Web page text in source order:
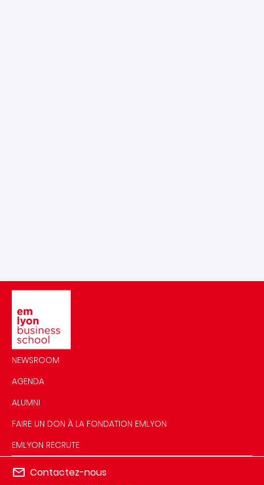
NEWSROOM
AGENDA
ALUMNI
FAIRE UN DON À LA FONDATION EMLYON
EMLYON RECRUTE
Contactez-nous